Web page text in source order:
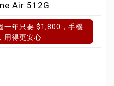
Air 512G
一年只要 $1,800，手機
用得更安心